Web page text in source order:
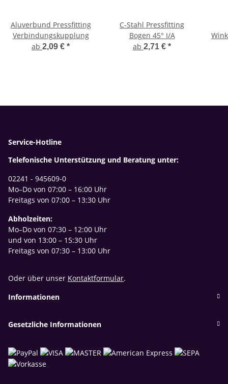
Aluverbund Pressfitting
Verbindungskupplung
ab 2,09 € *
C-Stahl Pressfitting
Bogen 45° I/A
ab 2,71 € *
Service-Hotline
Telefonische Unterstützung und Beratung unter:
02241 - 945609-0
Mo–Do von 07:00 – 16:00 Uhr
Freitags von 07:00 – 13:30 Uhr
Abholzeiten:
Mo–Do von 07:30 – 12:00 Uhr
und von 13:00 – 15:30 Uhr
Freitags von 07:30 – 13:00 Uhr
Oder über unser Kontaktformular.
Informationen
Gesetzliche Informationen